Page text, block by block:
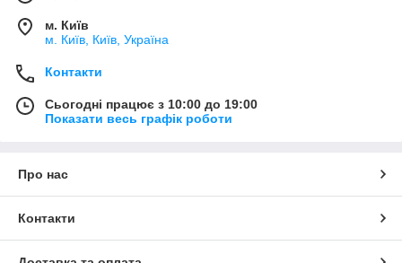
м. Київ
м. Київ, Київ, Україна
Контакти
Сьогодні працює з 10:00 до 19:00
Показати весь графік роботи
Про нас
Контакти